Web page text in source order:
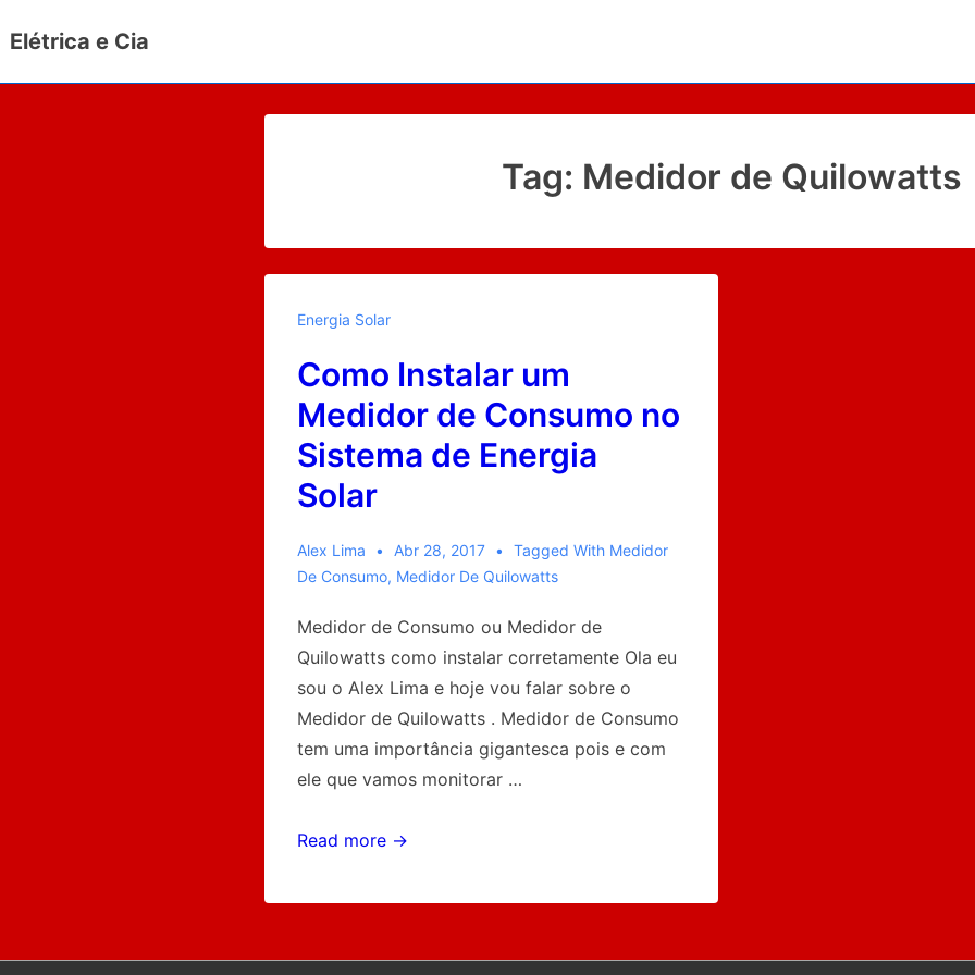
Elétrica e Cia
Tag: Medidor de Quilowatts
Energia Solar
Como Instalar um
Medidor de Consumo no
Sistema de Energia
Solar
Alex Lima Abr 28, 2017 Tagged With Medidor
De Consumo, Medidor De Quilowatts
Medidor de Consumo ou Medidor de
Quilowatts como instalar corretamente Ola eu
sou o Alex Lima e hoje vou falar sobre o
Medidor de Quilowatts . Medidor de Consumo
tem uma importância gigantesca pois e com
ele que vamos monitorar …
Como
um
de
Read more →